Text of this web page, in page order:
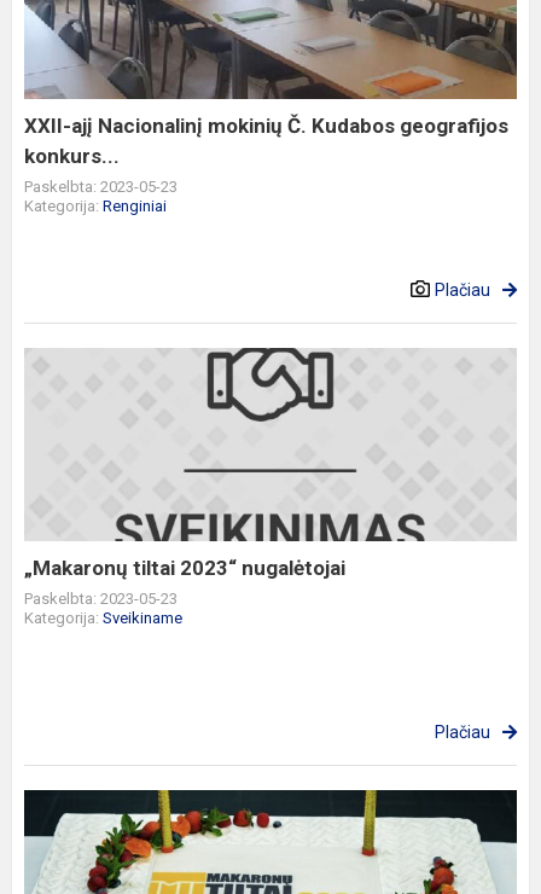
mokinių
Kudabos
geografijos
konkurs...
XXII-ajį Nacionalinį mokinių Č. Kudabos geografijos
konkurs...
Paskelbta: 2023-05-23
Kategorija: Renginiai
Plačiau
„Makaronų
„Makaronų tiltai 2023“ nugalėtojai
Paskelbta: 2023-05-23
Kategorija: Sveikiname
Plačiau
titulas
apgintas